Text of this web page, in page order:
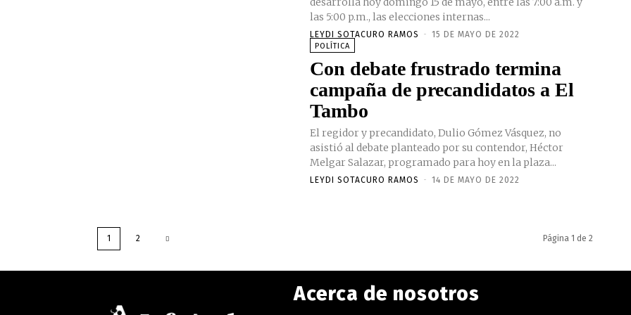
las 5:00 p.m., las elecciones internas...
LEYDI SOTACURO RAMOS - 15 DE MAYO DE 2022
POLÍTICA
Con debate frustrado termina
campaña de precandidatos a El
Tambo
El regidor y precandidato, Dulio Gómez Vásquez, no
asistió al debate planteado por su contendor, Héctor
Melgar Salazar, programado para hoy en la plaza...
LEYDI SOTACURO RAMOS - 14 DE MAYO DE 2022
1 2 Página 1 de 2
Acerca de nosotros